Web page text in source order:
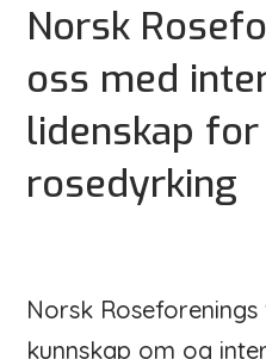
Norsk
oss med
lidenskap
rosedyrking
Norsk
kunnskap om og